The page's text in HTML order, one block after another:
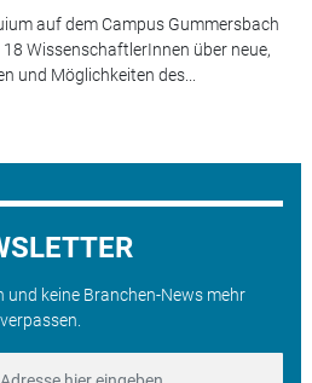
auf dem Campus Gummersbach
WissenschaftlerInnen über neue,
und Möglichkeiten des...
und keine Branchen-News mehr
verpassen.